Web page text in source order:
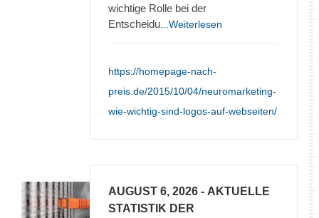
wichtige Rolle bei der
Entscheidu ...Weiterlesen
https://homepage-nach-
preis.de/2015/10/04/neuromarketing-
wie-wichtig-sind-logos-auf-webseiten/
AUGUST 6, 2026 - AKTUELLE
STATISTIK DER